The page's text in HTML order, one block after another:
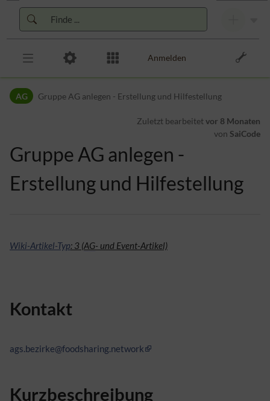
Zur Kopfleiste
Zur Hauptnavigation
Zu den Seitenwerkzeugen
Anmelden
AG Gruppe AG anlegen - Erstellung und Hilfestellung
Zuletzt bearbeitetvor 8 Monaten
von SaiCode
Gruppe AG anlegen -
Erstellung und Hilfestellung
Wiki-Artikel-Typ: 3 (AG- und Event-Artikel)
Kontakt
ags.bezirke@foodsharing.network
Kurzbeschreibung